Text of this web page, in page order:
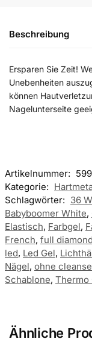
Beschreibung
Ersparen Sie Zeit!
Unebenheiten
können
Nagelunterseite
Artikelnummer:
Kategorie:
Schlagwörter: 36
Babyboomer White,
Elastisch, Farbgel,
French, full diamond
led, Led Gel,
Nägel, ohne
Schablone, Thermo
Ähnliche